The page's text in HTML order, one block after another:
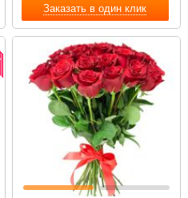
Заказать в один клик